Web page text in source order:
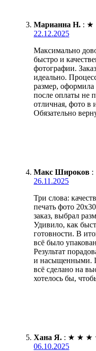
Марианна Н. : ★
22.12.2025
Максимально
быстро и
фотографии.
идеально.
размер, оформила
после оплаты не
отличная, фото в
Обязательно
Макс Широков :
26.11.2025
Три слова:
печать фото
заказ, выбрал
Удивило, как
готовности. В
всё было
Результат
и насыщенными.
всё сделано на
хотелось бы,
Хана Я. : ★ ★ ★
06.10.2025